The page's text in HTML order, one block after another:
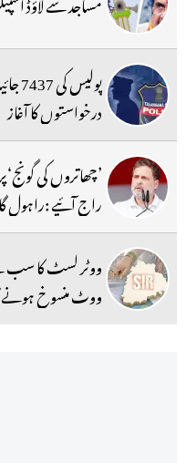
درخواستوں کا آغاز
’چھاتروں کی
راج آئیے :راہول
ووٹ منسوخ ہونے